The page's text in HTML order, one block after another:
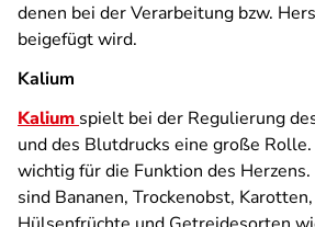
denen bei der Verarbeitung bzw.
beigefügt wird.
Kalium
Kalium spielt bei der Regulierung
und des Blutdrucks eine große
wichtig für die Funktion des
sind Bananen, Trockenobst,